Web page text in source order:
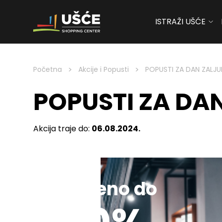
Skip to content
ISTRAŽI UŠĆE
Početna > Akcije i Popusti > POPUSTI ZA DAN
POPUSTI ZA
Akcija traje do: 06.08.2024.
Sniženo do